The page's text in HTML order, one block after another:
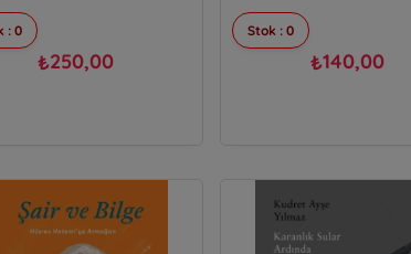
: 0
₺250,00
Stok : 0
₺140,00